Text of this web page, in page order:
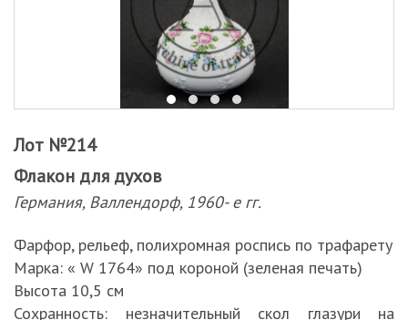
Лот №214
Флакон для духов
Германия, Валлендорф, 1960- е гг.
Фарфор, рельеф, полихромная роспись по трафарету
Марка: « W 1764» под короной (зеленая печать)
Высота 10,5 см
Сохранность: незначительный скол глазури на